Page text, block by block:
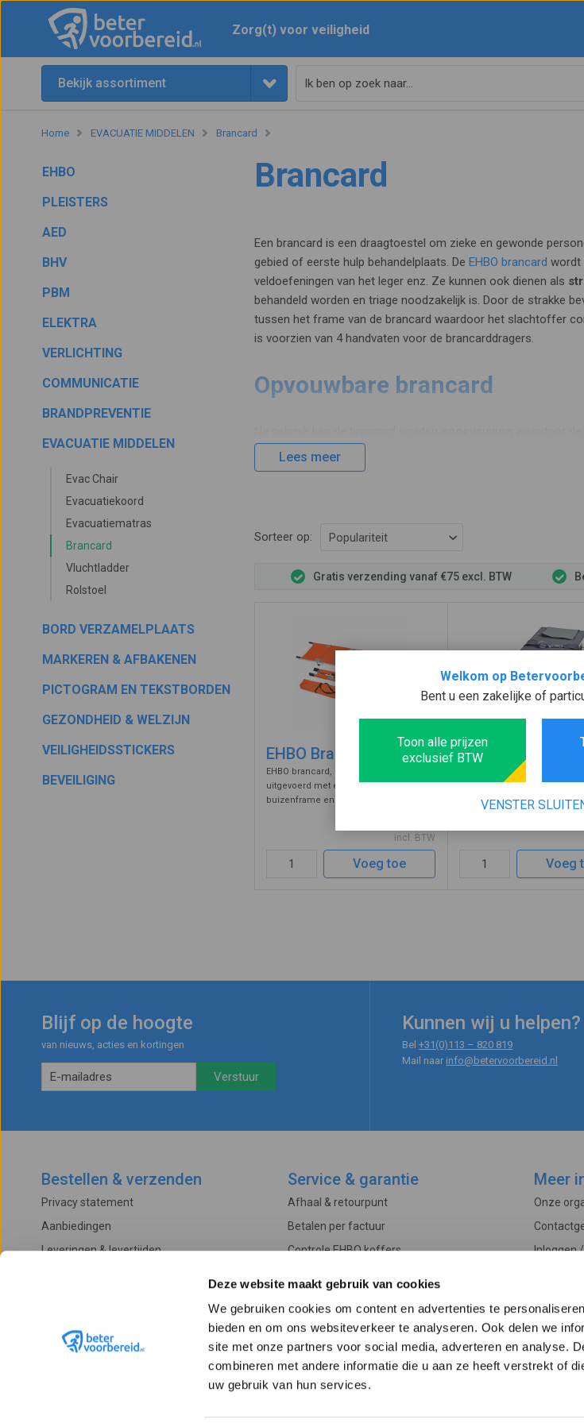
Deze website maakt gebruik van cookies
We gebruiken cookies om content en advertenties te
bieden en om ons websiteverkeer te analyseren. Ook delen we
site met onze partners voor social media, adverteren en analyse.
combineren met andere informatie die u aan ze heeft verstrekt of
uw gebruik van hun services.
Zorg(t) voor veiligheid
Bekijk assortiment
Home EVACUATIE MIDDELEN Brancard
EHBO
PLEISTERS
AED
BHV
PBM
ELEKTRA
VERLICHTING
COMMUNICATIE
BRANDPREVENTIE
EVACUATIE MIDDELEN
Evac Chair
Evacuatiekoord
Evacuatiematras
Brancard
Vluchtladder
Rolstoel
BORD VERZAMELPLAATS
MARKEREN & AFBAKENEN
PICTOGRAM EN TEKSTBORDEN
GEZONDHEID & WELZIJN
VEILIGHEIDSSTICKERS
BEVEILIGING
Brancard
Een brancard is een draagtoestel om zieke en gewonde
gebied of eerste hulp behandelplaats. De EHBO brancard wordt
veldoefeningen van het leger enz. Ze kunnen ook dienen als
behandeld worden en triage noodzakelijk is. Door de strakke
tussen het frame van de brancard waardoor het slachtoffer
is voorzien van 4 handvaten voor de brancarddragers.
Opvouwbare brancard
in de lengte (lange zijde), hierdoor is deze zeer geschikt om te
inklapbaar kan zowel in de lengte als breedte worden
Lees meer
Sorteer op: Populariteit
Gratis verzending vanaf €75 excl. BTW
EHBO Brancard
EHBO brancard, dubbel opvouwbaar,
uitgevoerd met een aluminium
buizenframe en sterk kunststof doek.
grip en geleverd inclusief draagtas.
Geschikt voor horizontale verplaatsing
incl. BTW
Voeg toe
Brancard
Brancard opvouwbaar in de
fixatie riemen met
telescopische handvaten en
aluminium buizen voor
Polyethyleen doek met anti
Voeg
Blijf op de hoogte
van nieuws, acties en kortingen
Kunnen wij u helpen?
Bel+31(0)113 – 820 819
Mail naar info@betervoorbereid.nl
Bestellen & verzenden
Privacy statement
Aanbiedingen
Leveringen & levertijden
Retourneren
Service & garantie
Afhaal & retourpunt
Betalen per factuur
Controle EHBO koffers
Klachtenprocedure
Meer
Onze
Inloggen
Welkom op
Bent u een zakelijke of
Toon alle prijzen
exclusief BTW
VENSTER